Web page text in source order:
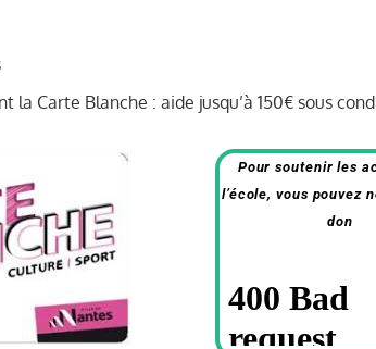
la Carte Blanche : aide jusqu’à 150€ sous
Pour soutenir les
l’école,vous pouvez
don